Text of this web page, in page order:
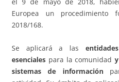
Europea un procedimiento
2018/168.
Se aplicará a las
esenciales para la comunidad
sistemas de información